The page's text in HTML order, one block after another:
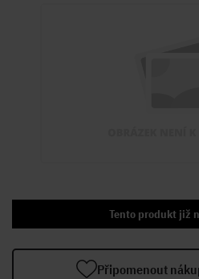
Tento produkt již
Připomenout